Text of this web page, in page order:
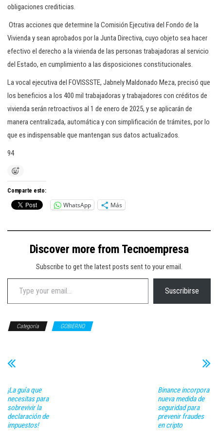
obligaciones crediticias.
Otras acciones que determine la Comisión Ejecutiva del Fondo de la
Vivienda y sean aprobados por la Junta Directiva, cuyo objeto sea hacer
efectivo el derecho a la vivienda de las personas trabajadoras al servicio
del Estado, en cumplimiento a las disposiciones constitucionales.
La vocal ejecutiva del FOVISSSTE, Jabnely Maldonado Meza, precisó que
los beneficios a los 400 mil trabajadoras y trabajadores con créditos de
vivienda serán retroactivos al 1 de enero de 2025, y se aplicarán de
manera centralizada, automática y con simplificación de trámites, por lo
que es indispensable que mantengan sus datos actualizados.
94
Comparte esto:
WhatsApp Más
Discover more from Tecnoempresa
Subscribe to get the latest posts sent to your email.
Type your email…
Suscribirse
Categoría GOBIERNO
¡La guía que
necesitas para
sobrevivir la
declaración de
impuestos!
Binance incorpora
nueva medida de
seguridad para
prevenir fraudes
en cripto